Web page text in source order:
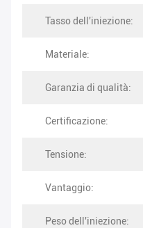
Tasso dell'iniezione:
Materiale:
Garanzia di qualità:
Certificazione:
Tensione:
Vantaggio:
Peso dell'iniezione: